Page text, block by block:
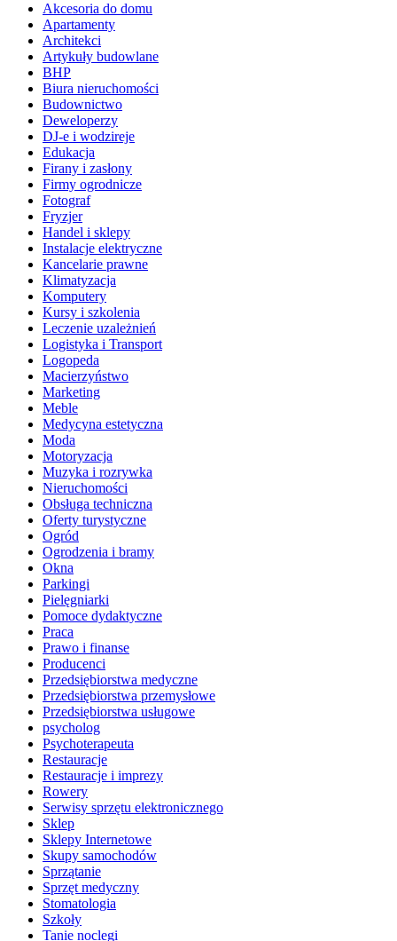
Akcesoria do domu
Apartamenty
Architekci
Artykuły budowlane
BHP
Biura nieruchomości
Budownictwo
Deweloperzy
DJ-e i wodzireje
Edukacja
Firany i zasłony
Firmy ogrodnicze
Fotograf
Fryzjer
Handel i sklepy
Instalacje elektryczne
Kancelarie prawne
Klimatyzacja
Komputery
Kursy i szkolenia
Leczenie uzależnień
Logistyka i Transport
Logopeda
Macierzyństwo
Marketing
Meble
Medycyna estetyczna
Moda
Motoryzacja
Muzyka i rozrywka
Nieruchomości
Obsługa techniczna
Oferty turystyczne
Ogród
Ogrodzenia i bramy
Okna
Parkingi
Pielęgniarki
Pomoce dydaktyczne
Praca
Prawo i finanse
Producenci
Przedsiębiorstwa medyczne
Przedsiębiorstwa przemysłowe
Przedsiębiorstwa usługowe
psycholog
Psychoterapeuta
Restauracje
Restauracje i imprezy
Rowery
Serwisy sprzętu elektronicznego
Sklep
Sklepy Internetowe
Skupy samochodów
Sprzątanie
Sprzęt medyczny
Stomatologia
Szkoły
Tanie noclegi